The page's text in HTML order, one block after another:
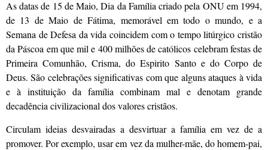
As datas de 15 de Maio, Dia da Família criado pela ONU em 1994,
de 13 de Maio de Fátima, memorável em todo o mundo, e a
Semana de Defesa da vida coincidem com o tempo litúrgico cristão
da Páscoa em que mil e 400 milhões de católicos celebram festas de
Primeira Comunhão, Crisma, do Espirito Santo e do Corpo de
Deus. São celebrações significativas com que alguns ataques à vida
e à instituição da família combinam mal e denotam grande
decadência civilizacional dos valores cristãos.
Circulam ideias desvairadas a desvirtuar a família em vez de a
promover. Por exemplo, usar em vez da mulher-mãe, do homem-pai,